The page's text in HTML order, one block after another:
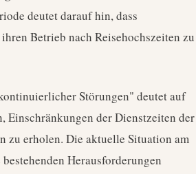
deutet darauf hin, dass
Betrieb nach Reisehochszeiten zu
Störungen" deutet auf
der Dienstzeiten der
zu erholen. Die aktuelle Situation am
Herausforderungen